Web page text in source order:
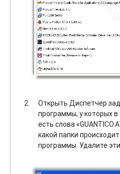
Открыть Диспетчер
программы, у которых
есть слова
какой папки
программы. Удалите